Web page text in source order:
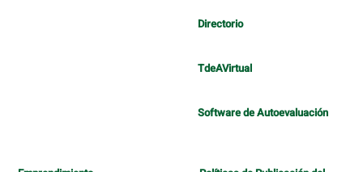
Directorio
TdeAVirtual
Software de Autoevaluación